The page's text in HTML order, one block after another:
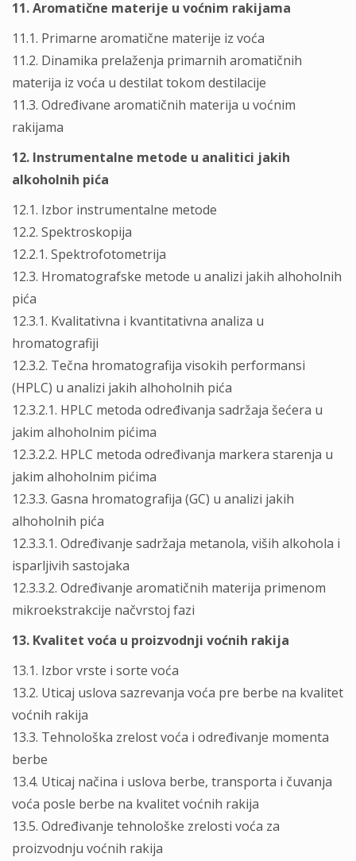
11. Aromatične materije u voćnim rakijama
11.1. Primarne aromatične materije iz voća
11.2. Dinamika prelaženja primarnih aromatičnih
materija iz voća u destilat tokom destilacije
11.3. Određivane aromatičnih materija u voćnim
rakijama
12. Instrumentalne metode u analitici jakih
alkoholnih pića
12.1. Izbor instrumentalne metode
12.2. Spektroskopija
12.2.1. Spektrofotometrija
12.3. Hromatografske metode u analizi jakih alhoholnih
pića
12.3.1. Kvalitativna i kvantitativna analiza u
hromatografiji
12.3.2. Tečna hromatografija visokih performansi
(HPLC) u analizi jakih alhoholnih pića
12.3.2.1. HPLC metoda određivanja sadržaja šećera u
jakim alhoholnim pićima
12.3.2.2. HPLC metoda određivanja markera starenja u
jakim alhoholnim pićima
12.3.3. Gasna hromatografija (GC) u analizi jakih
alhoholnih pića
12.3.3.1. Određivanje sadržaja metanola, viših alkohola i
isparljivih sastojaka
12.3.3.2. Određivanje aromatičnih materija primenom
mikroekstrakcije načvrstoj fazi
13. Kvalitet voća u proizvodnji voćnih rakija
13.1. Izbor vrste i sorte voća
13.2. Uticaj uslova sazrevanja voća pre berbe na kvalitet
voćnih rakija
13.3. Tehnološka zrelost voća i određivanje momenta
berbe
13.4. Uticaj načina i uslova berbe, transporta i čuvanja
voća posle berbe na kvalitet voćnih rakija
13.5. Određivanje tehnološke zrelosti voća za
proizvodnju voćnih rakija